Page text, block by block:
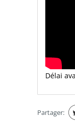
Délai
Partager: